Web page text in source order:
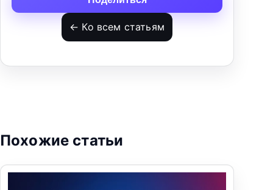
← Ко всем статьям
Похожие статьи